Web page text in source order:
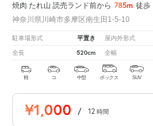
焼肉 たれ山 読売ランド前から 785m 徒歩
神奈川県川崎市多摩区南生田1-5-10
駐車場形式 平置き 屋内外形式
全長 520cm 全幅
軽 コ 中型 ボックス SUV
¥1,000 / 12 時間